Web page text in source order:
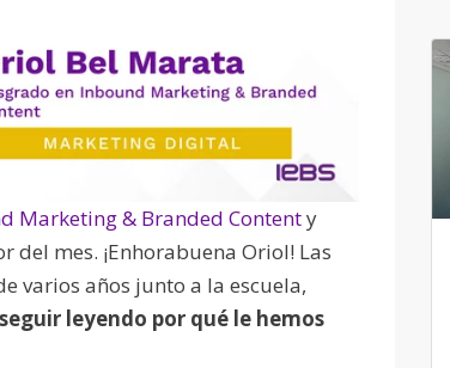
Marketing & Branded Contenty
mes. ¡Enhorabuena Oriol! Las
varios años junto a la escuela,
leyendo por qué le hemos